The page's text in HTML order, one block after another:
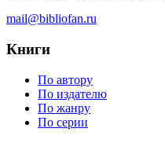
mail@bibliofan.ru
Книги
По автору
По издателю
По жанру
По серии